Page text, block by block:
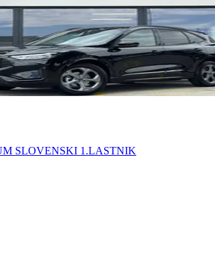
SLOVENSKI 1.LASTNIK